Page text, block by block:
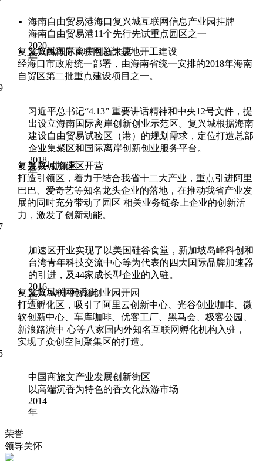
海南自由贸易港海口复兴城互联网信息产业园挂牌
海南自由贸易港11个先行先试重点园区之一
2020
年
复兴城西海岸互联网总部基地开工建设
经海口市政府统一部署，由海南省统一安排的2018年海南
自贸区第二批重点建设项目之一。
复兴城国际离岸创新大厦
习近平总书记“4.13” 重要讲话精神和中央12号文件，提
出设立海南国际离岸创新创业示范区。复兴城根据海南
建设自由贸易试验区（港）的规划需求，定位打造总部
企业集聚区和国际离岸创新创业服务平台。
2018
年
复兴城•引领区
打造引领区，着力于结合我省十二大产业，重点引进阿里
巴巴、爱奇艺等知名龙头企业的落地，在推动我省产业发
展的同时充分带动了园区 相关业务链条上企业的创新活
力，激发了创新动能。
复兴城加速区开营
加速区开业实现了以美国硅谷食堂，新加坡岛峰科创和
台湾青年科技交流中心等为代表的四大国际品牌加速器
的引进，及44家成长型企业的入驻。
2016
年
复兴城互联网创新创业园开园
打造孵化区，吸引了阿里云创新中心、光谷创业咖啡、微
软创新中心、车库咖啡、优客工厂、黑马会、极客公园、
新浪路演中 心等八家国内外知名互联网孵化机构入驻，
实现了众创空间聚集区的打造。
复兴城•中国香街
中国商旅文产业发展创新街区
以高端沉香为特色的香文化旅游市场
2014
年
荣誉
领导关怀